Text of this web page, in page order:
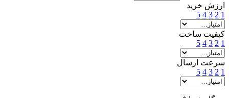
ارزش خرید
1
2
3
4
5
کیفیت ساخت
1
2
3
4
5
سرعت ارسال
1
2
3
4
5